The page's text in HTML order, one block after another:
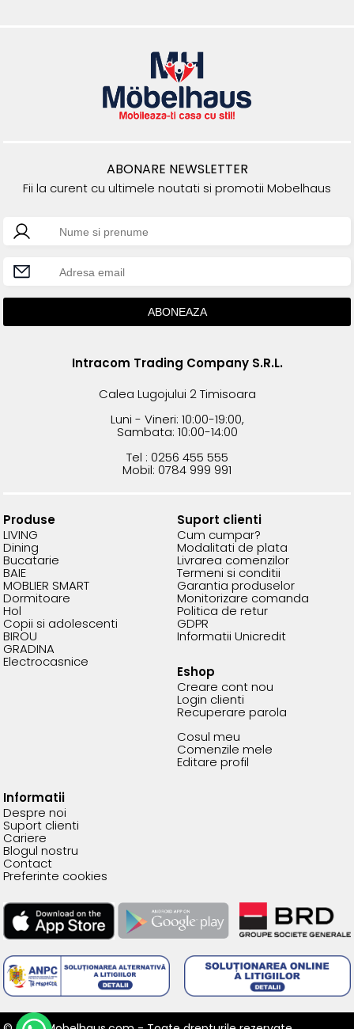
ABONARE NEWSLETTER
Fii la curent cu ultimele noutati si promotii Mobelhaus
Intracom Trading Company S.R.L.
Calea Lugojului 2 Timisoara
Luni - Vineri: 10:00-19:00,
Sambata: 10:00-14:00
Tel : 0256 455 555
Mobil: 0784 999 991
Produse
LIVING
Dining
Bucatarie
BAIE
MOBLIER SMART
Dormitoare
Hol
Copii si adolescenti
BIROU
GRADINA
Electrocasnice
Suport clienti
Cum cumpar?
Modalitati de plata
Livrarea comenzilor
Termeni si conditii
Garantia produselor
Monitorizare comanda
Politica de retur
GDPR
Informatii Unicredit
Eshop
Creare cont nou
Login clienti
Recuperare parola
Cosul meu
Comenzile mele
Editare profil
Informatii
Despre noi
Suport clienti
Cariere
Blogul nostru
Contact
Preferinte cookies